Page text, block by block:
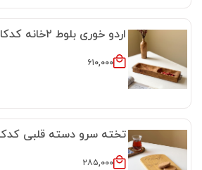
اردو خوری بلوط ۲خانه کدکالا :۱۰۹۱۰
۶۱۰,۰۰۰
تخته سرو دسته قلبی کدکالا
۲۸۵,۰۰۰